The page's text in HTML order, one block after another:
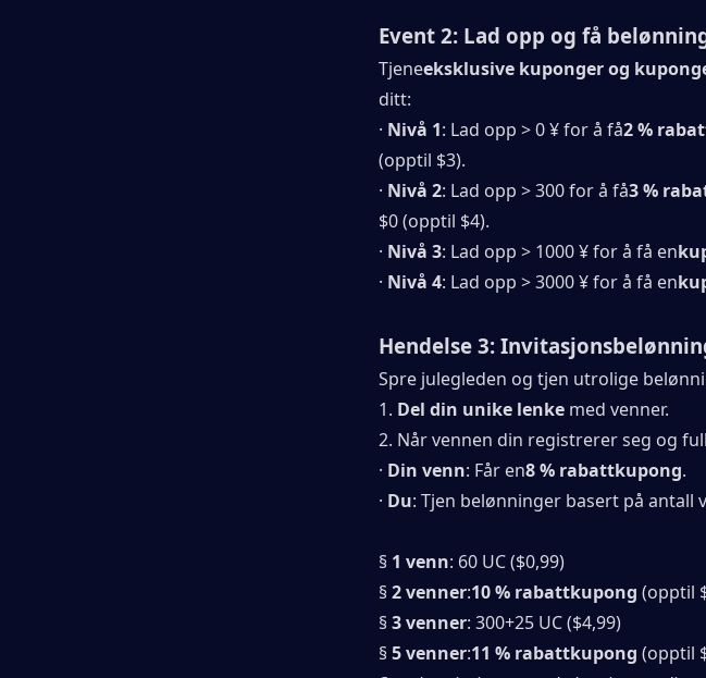
Event 2: Lad opp og få
Tjeneeksklusive kuponger og
ditt:
· Nivå 1: Lad opp > 0 ¥ for å få2 %
(opptil $3).
· Nivå 2: Lad opp > 300 for å få3 %
$0 (opptil $4).
· Nivå 3: Lad opp > 1000 ¥ for å få en
· Nivå 4: Lad opp > 3000 ¥ for å få en
Hendelse 3:
Spre julegleden og tjen utrolige
1. Del din unike lenke med venner.
2. Når vennen din registrerer seg og
· Din venn: Får en8 % rabattkupong.
· Du: Tjen belønninger basert på antall
§ 1 venn: 60 UC ($0,99)
§ 2 venner:10 % rabattkupong (opptil
§ 3 venner: 300+25 UC ($4,99)
§ 5 venner:11 % rabattkupong (opptil